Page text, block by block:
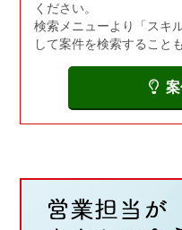
ください。
検索メニューより「スキ
して案件を検索すること